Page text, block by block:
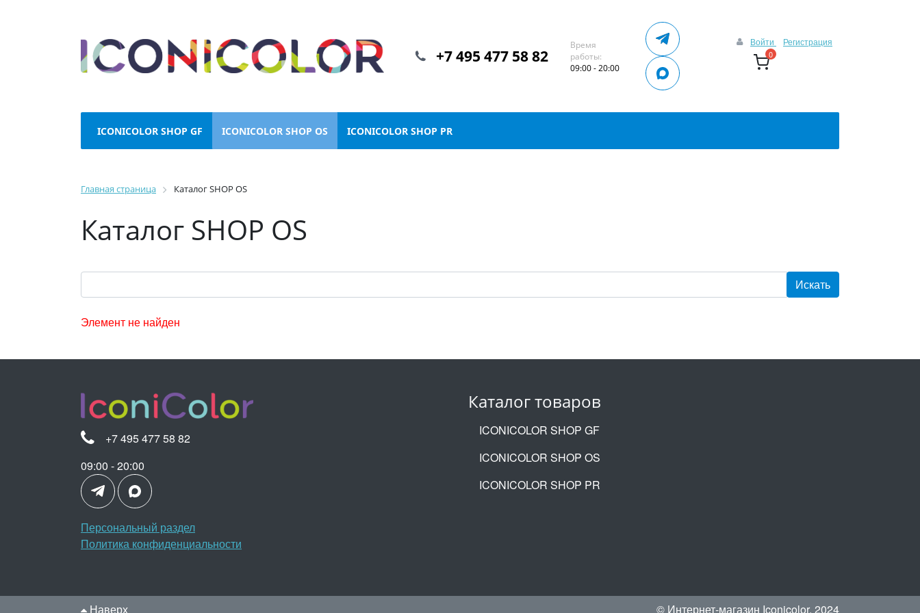
Войти Регистрация
0
+7 495 477 58 82
Время
работы:
09:00 - 20:00
ICONICOLOR SHOP GF ICONICOLOR SHOP OS ICONICOLOR SHOP PR
Главная страница Каталог SHOP OS
Каталог SHOP OS
Элемент не найден
Каталог товаров
ICONICOLOR SHOP GF
ICONICOLOR SHOP OS
ICONICOLOR SHOP PR
+7 495 477 58 82
09:00 - 20:00
Персональный раздел
Политика конфиденциальности
Наверх © Интернет-магазин Iconicolor, 2024